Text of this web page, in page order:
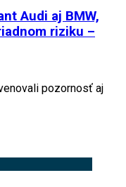
Audi aj BMW,
riziku –
pozornosť aj